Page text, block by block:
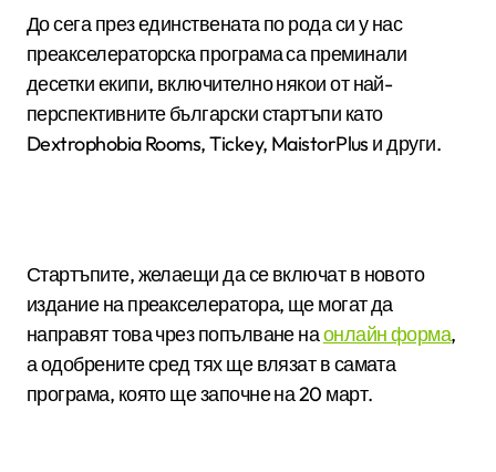
До сега през единствената по рода си у нас
преакселераторска програма са преминали
десетки екипи, включително някои от най-
перспективните български стартъпи като
Dextrophobia Rooms, Tickey, MaistorPlus и други.
Стартъпите, желаещи да се включат в новото
издание на преакселератора, ще могат да
направят това чрез попълване наонлайн форма,
а одобрените сред тях ще влязат в самата
програма, която ще започне на 20 март.